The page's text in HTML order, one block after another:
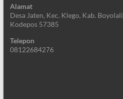
Alamat
Desa Jaten, Kec. Klego, Kab. Boyolali
Kodepos 57385
Telepon
08122684276